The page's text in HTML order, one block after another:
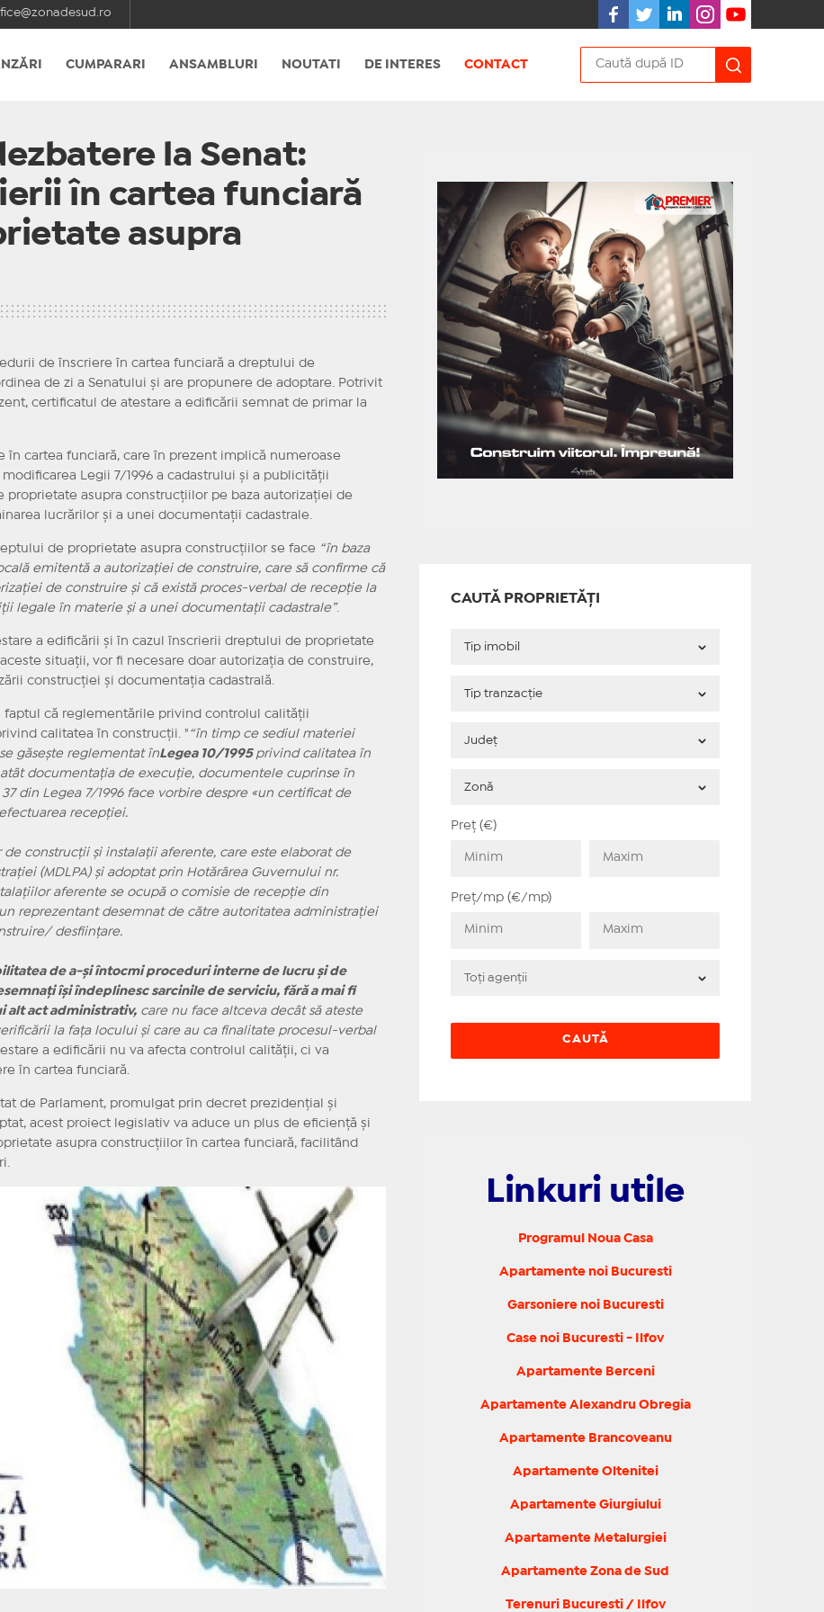
CUMPARARI ANSAMBLURI NOUTATI DE INTERES CONTACT
la Senat:
în cartea funciară
asupra
de înscriere în cartea funciară a dreptului de
de zi a Senatului și are propunere de adoptare. Potrivit
certificatul de atestare a edificării semnat de primar la
cartea funciară, care în prezent implică numeroase
Legii 7/1996 a cadastrului și a publicității
asupra construcțiilor pe baza autorizației de
lucrărilor și a unei documentații cadastrale.
de proprietate asupra construcțiilor se face “în baza
emitentă a autorizației de construire, care să confirme că
de construire și că există proces-verbal de recepție la
legale în materie și a unei documentații cadastrale”.
a edificării și în cazul înscrierii dreptului de proprietate
situații, vor fi necesare doar autorizația de construire,
construcției și documentația cadastrală.
că reglementările privind controlul calității
calitatea în construcții. " “în timp ce sediul materiei
găseşte reglementat înLegea 10/1995 privind calitatea în
atât documentaţia de execuţie, documentele cuprinse în
din Legea 7/1996 face vorbire despre «un certificat de
recepţiei.
construcţii şi instalaţii aferente, care este elaborat de
(MDLPA) şi adoptat prin Hotărârea Guvernului nr.
aferente se ocupă o comisie de recepţie din
reprezentant desemnat de către autoritatea administraţiei
desfiinţare.
de a-şi întocmi proceduri interne de lucru şi de
îşi îndeplinesc sarcinile de serviciu, fără a mai fi
alt act administrativ,care nu face altceva decât să ateste
la faţa locului şi care au ca finalitate procesul-verbal
a edificării nu va afecta controlul calității, ci va
în cartea funciară.
de Parlament, promulgat prin decret prezidențial și
acest proiect legislativ va aduce un plus de eficiență și
asupra construcțiilor în cartea funciară, facilitând
CAUTĂ PROPRIETĂȚI
Preț (€)
Preț/mp (€/mp)
Linkuri utile
Programul Noua Casa
Apartamente noi Bucuresti
Garsoniere noi Bucuresti
Case noi Bucuresti - Ilfov
Apartamente Berceni
Apartamente Alexandru Obregia
Apartamente Brancoveanu
Apartamente Oltenitei
Apartamente Giurgiului
Apartamente Metalurgiei
Apartamente Zona de Sud
Terenuri Bucuresti / Ilfov